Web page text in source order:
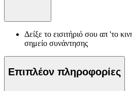
Δείξε το εισιτήριό σου απ 'το
σημείο συνάντησης
Επιπλέον πληροφορίες